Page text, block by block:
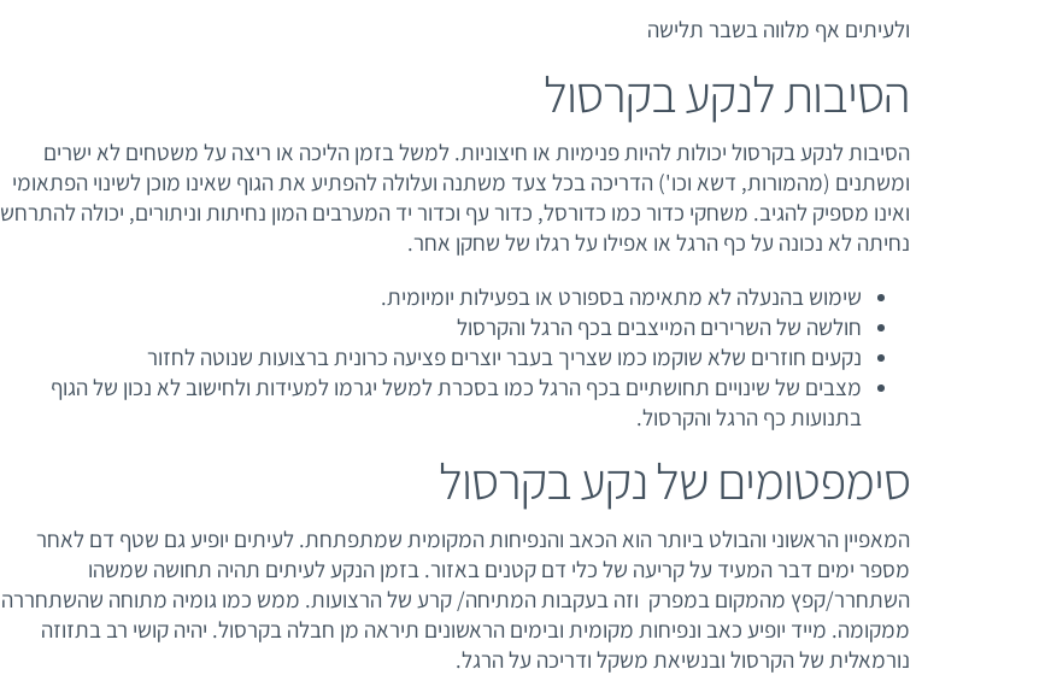
ולעיתים אף מלווה בשבר תלישה
הסיבות לנקע בקרסול
הסיבות לנקע בקרסול יכולות להיות פנימיות או חיצוניות. למשל בזמן הליכה או ריצה על משטחים לא ישרים
ומשתנים (מהמורות, דשא וכו') הדריכה בכל צעד משתנה ועלולה להפתיע את הגוף שאינו מוכן לשינוי הפתאומי
ואינו מספיק להגיב. משחקי כדור כמו כדורסל, כדור עף וכדור יד המערבים המון נחיתות וניתורים, יכולה להתרחש
נחיתה לא נכונה על כף הרגל או אפילו על רגלו של שחקן אחר.
שימוש בהנעלה לא מתאימה בספורט או בפעילות יומיומית.
חולשה של השרירים המייצבים בכף הרגל והקרסול
נקעים חוזרים שלא שוקמו כמו שצריך בעבר יוצרים פציעה כרונית ברצועות שנוטה לחזור
מצבים של שינויים תחושתיים בכף הרגל כמו בסכרת למשל יגרמו למעידות ולחישוב לא נכון של הגוף
בתנועות כף הרגל והקרסול.
סימפטומים של נקע בקרסול
המאפיין הראשוני והבולט ביותר הוא הכאב והנפיחות המקומית שמתפתחת. לעיתים יופיע גם שטף דם לאחר
מספר ימים דבר המעיד על קריעה של כלי דם קטנים באזור. בזמן הנקע לעיתים תהיה תחושה שמשהו
השתחרר/קפץ מהמקום במפרק וזה בעקבות המתיחה/ קרע של הרצועות. ממש כמו גומיה מתוחה שהשתחררה
ממקומה. מייד יופיע כאב ונפיחות מקומית ובימים הראשונים תיראה מן חבלה בקרסול. יהיה קושי רב בתזוזה
נורמאלית של הקרסול ובנשיאת משקל ודריכה על הרגל.